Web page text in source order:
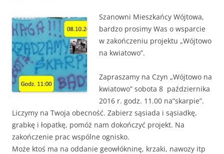
Szanowni Mieszkańcy Wójtowa,
bardzo prosimy Was o wsparcie
w zakończeniu projektu „Wójtowo
na kwiatowo”.
Zapraszamy na Czyn „Wójtowo na
kwiatowo” sobota 8 października
2016 r. godz. 11.00 na”skarpie”.
Liczymy na Twoja obecność. Zabierz sąsiada i sąsiadkę,
grabkę i łopatkę, pomóż nam dokończyć projekt. Na
zakończenie prac wspólne ognisko.
Może ktoś ma na oddanie geowłókninę, krzaki, nawozy itp